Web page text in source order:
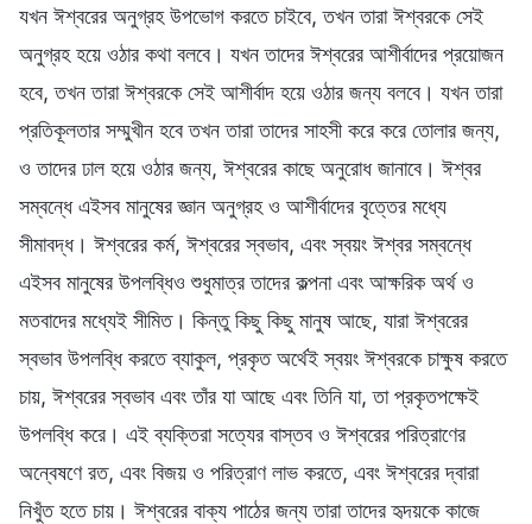
যখন ঈশ্বরের অনুগ্রহ উপভোগ করতে চাইবে, তখন তারা ঈশ্বরকে সেই
অনুগ্রহ হয়ে ওঠার কথা বলবে। যখন তাদের ঈশ্বরের আশীর্বাদের প্রয়োজন
হবে, তখন তারা ঈশ্বরকে সেই আশীর্বাদ হয়ে ওঠার জন্য বলবে। যখন তারা
প্রতিকূলতার সম্মুখীন হবে তখন তারা তাদের সাহসী করে করে তোলার জন্য,
ও তাদের ঢাল হয়ে ওঠার জন্য, ঈশ্বরের কাছে অনুরোধ জানাবে। ঈশ্বর
সম্বন্ধে এইসব মানুষের জ্ঞান অনুগ্রহ ও আশীর্বাদের বৃত্তের মধ্যে
সীমাবদ্ধ। ঈশ্বরের কর্ম, ঈশ্বরের স্বভাব, এবং স্বয়ং ঈশ্বর সম্বন্ধে
এইসব মানুষের উপলব্ধিও শুধুমাত্র তাদের কল্পনা এবং আক্ষরিক অর্থ ও
মতবাদের মধ্যেই সীমিত। কিন্তু কিছু কিছু মানুষ আছে, যারা ঈশ্বরের
স্বভাব উপলব্ধি করতে ব্যাকুল, প্রকৃত অর্থেই স্বয়ং ঈশ্বরকে চাক্ষুষ করতে
চায়, ঈশ্বরের স্বভাব এবং তাঁর যা আছে এবং তিনি যা, তা প্রকৃতপক্ষেই
উপলব্ধি করে। এই ব্যক্তিরা সত্যের বাস্তব ও ঈশ্বরের পরিত্রাণের
অন্বেষণে রত, এবং বিজয় ও পরিত্রাণ লাভ করতে, এবং ঈশ্বরের দ্বারা
নিখুঁত হতে চায়। ঈশ্বরের বাক্য পাঠের জন্য তারা তাদের হৃদয়কে কাজে